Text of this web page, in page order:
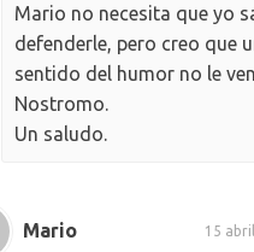
Mario no necesita que yo
defenderle, pero creo que
sentido del humor no le
Nostromo.
Un saludo.
Mario 15